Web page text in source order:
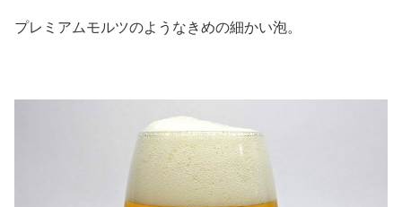
プレミアムモルツのようなきめの細かい泡。